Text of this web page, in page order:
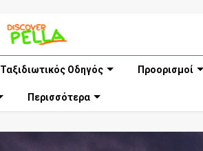
Ταξιδιωτικός Οδηγός Προορισμοί
Περισσότερα